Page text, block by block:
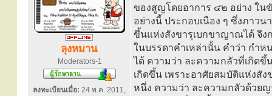
ลุงหมาน
Moderators-1
ลงทะเบียนเมื่อ: 24 พ.ค. 2011,
ของสูญโดยอาการ ๔๒ อย่าง ใ
อย่างนี้ ประกอบเนือง ๆ ซึ่งภาว
ขึ้นแห่งสังขารุเบกขาญาณได้ จึง
ในบรรดาคำเหล่านั้น คำว่า กำ
ได้ ความว่า ละความกลัวที่เกิดขึ้
เกิดขึ้น เพราะอาศัยสมบัติแห่งสัง
หนึ่ง ความว่า ละความกลัวด้วย